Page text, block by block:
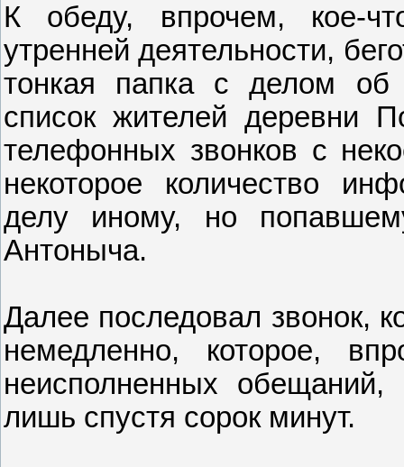
К обеду, впрочем, кое-
утренней деятельности,
тонкая папка с делом об
список жителей деревни
телефонных звонков с
некоторое количество
делу иному, но
Антоныча.
Далее последовал звонок,
немедленно, которое,
неисполненных
лишь спустя сорок минут.